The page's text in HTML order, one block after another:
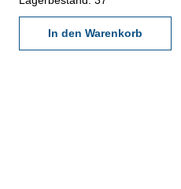
In den Warenkorb